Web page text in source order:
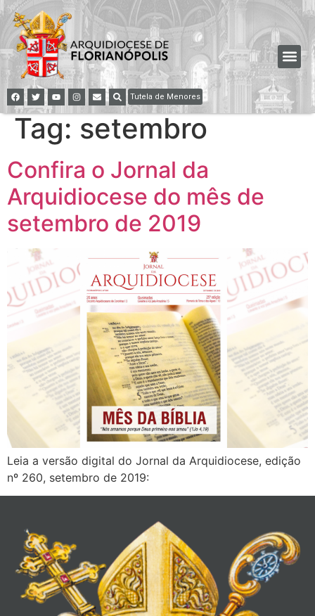
Tutela de Menores
Tag: setembro
Confira o Jornal da
Arquidiocese do mês de
setembro de 2019
Leia a versão digital do Jornal da Arquidiocese, edição
nº 260, setembro de 2019: